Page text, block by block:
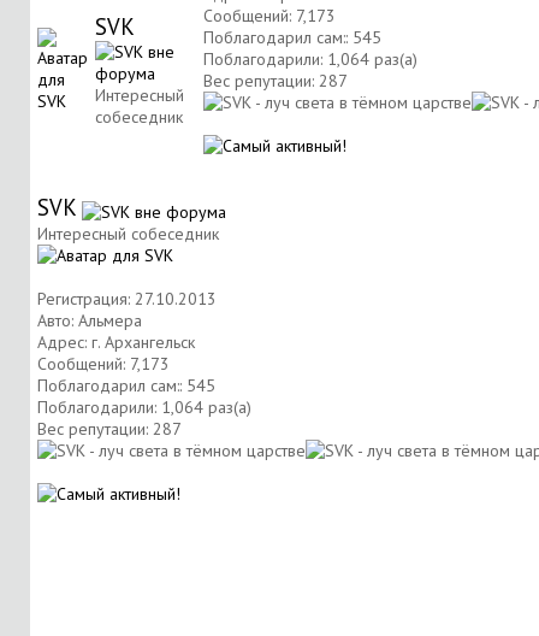
SVK
Интересный
собеседник
Сообщений: 7,173
Поблагодарил сам:: 545
Поблагодарили: 1,064 раз(а)
Вес репутации: 287
SVK
Интересный собеседник
Регистрация: 27.10.2013
Авто: Альмера
Адрес: г. Архангельск
Сообщений: 7,173
Поблагодарил сам:: 545
Поблагодарили: 1,064 раз(а)
Вес репутации: 287